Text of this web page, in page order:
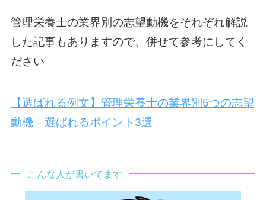
管理栄養士の業界別の志望動機をそれぞれ解説
した記事もありますので、併せて参考にしてく
ださい。
【選ばれる例文】管理栄養士の業界別5つの志望
動機｜選ばれるポイント3選
こんな人が書いてます